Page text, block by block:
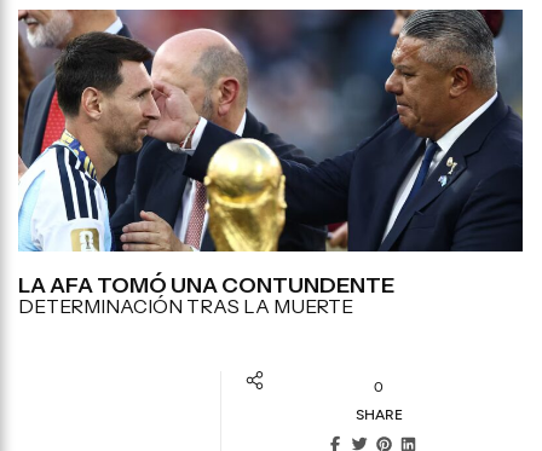
LA AFA TOMÓ UNA CONTUNDENTE
DETERMINACIÓN TRAS LA MUERTE
0
SHARE